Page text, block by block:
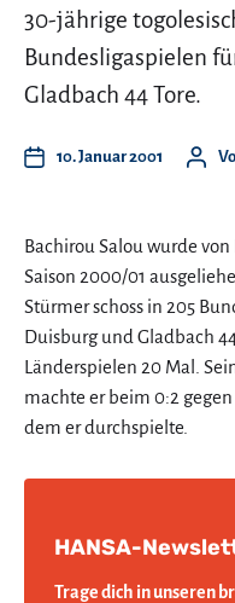
30-jährige
Bundesligaspielen
Gladbach 44 Tore.
10. Januar 2001
Bachirou Salou wurde
Saison 2000/01
Stürmer schoss in 205
Duisburg und Gladbach
Länderspielen 20 Mal.
machte er beim 0:2
dem er durchspielte.
HANSA-
Trage dich in unseren